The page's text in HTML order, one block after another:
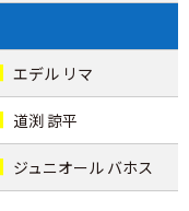
エデル リマ
道渕 諒平
ジュニオール バホス